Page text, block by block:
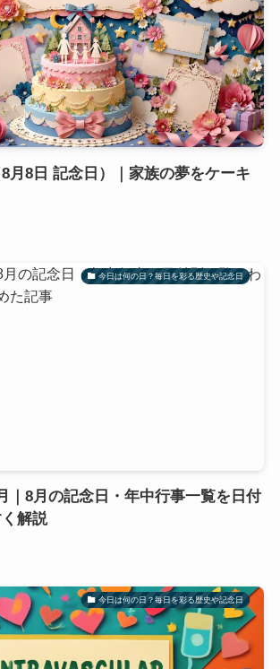
月8日 記念日）｜家族の夢をケーキ
今日は何の日？毎日を彩る歴史や記念日
｜8月の記念日・年中行事一覧を日付
解説
今日は何の日？毎日を彩る歴史や記念日